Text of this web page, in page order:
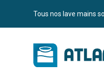
Aller auTous nos lave mains